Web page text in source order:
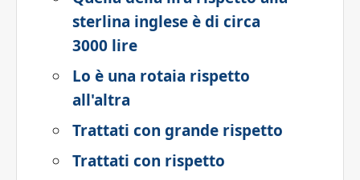
sterlina inglese è di circa
3000 lire
Lo è una rotaia rispetto
all'altra
Trattati con grande rispetto
Trattati con rispetto